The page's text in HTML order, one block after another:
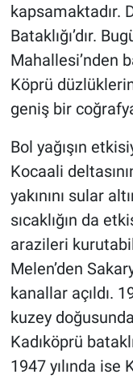
kapsamaktadır.
Bataklığı’dır.
Mahallesi’nden
Köprü
geniş bir
Bol yağışın
Kocaali
yakınını sular
sıcaklığın da
arazileri
Melen’den
kanallar açıldı.
kuzey
Kadıköprü
1947 yılında ise